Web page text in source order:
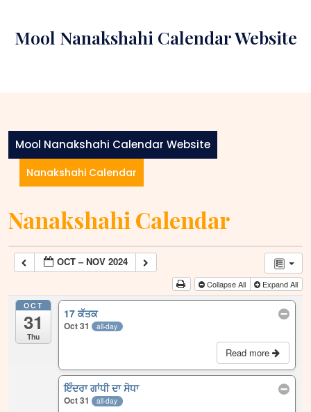
contentMool Nanakshahi Calendar Website
Mool Nanakshahi Calendar Website
Nanakshahi Calendar
Nanakshahi Calendar
OCT – NOV 2024
Collapse All Expand All
OCT
31
Thu
17 ਕੱਤਕ
Oct 31 all-day
Read more
ਇੰਦਰਾ ਗਾਂਧੀ ਦਾ ਸੋਧਾ
Oct 31 all-day